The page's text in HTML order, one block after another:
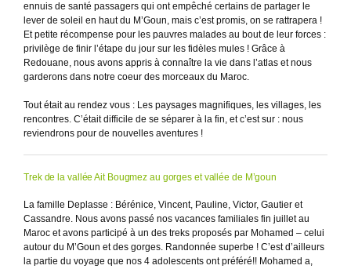
ennuis de santé passagers qui ont empêché certains de partager le
lever de soleil en haut du M’Goun, mais c’est promis, on se rattrapera !
Et petite récompense pour les pauvres malades au bout de leur forces :
privilège de finir l’étape du jour sur les fidèles mules ! Grâce à
Redouane, nous avons appris à connaître la vie dans l’atlas et nous
garderons dans notre coeur des morceaux du Maroc.
Tout était au rendez vous : Les paysages magnifiques, les villages, les
rencontres. C’était difficile de se séparer à la fin, et c’est sur : nous
reviendrons pour de nouvelles aventures !
Trek de la vallée Ait Bougmez au gorges et vallée de M’goun
La famille Deplasse : Bérénice, Vincent, Pauline, Victor, Gautier et
Cassandre. Nous avons passé nos vacances familiales fin juillet au
Maroc et avons participé à un des treks proposés par Mohamed – celui
autour du M’Goun et des gorges. Randonnée superbe ! C’est d’ailleurs
la partie du voyage que nos 4 adolescents ont préféré!! Mohamed a,